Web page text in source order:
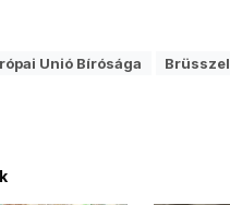
Unió Bírósága Brüsszel